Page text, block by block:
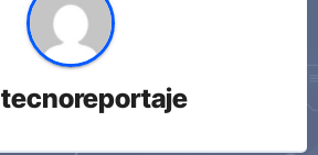
tecnoreportaje